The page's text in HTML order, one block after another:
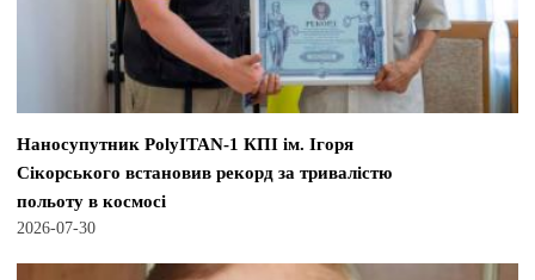
Наносупутник PolyITAN-1 КПІ ім. Ігоря
Сікорського встановив рекорд за тривалістю
польоту в космосі
2026-07-30